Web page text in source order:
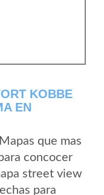
KOBBE
EN
que mas
concocer
street view
para